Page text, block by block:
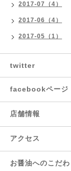
2017-07（4）
2017-06（4）
2017-05（1）
twitter
facebookページ
店舗情報
アクセス
お醤油へのこだわ